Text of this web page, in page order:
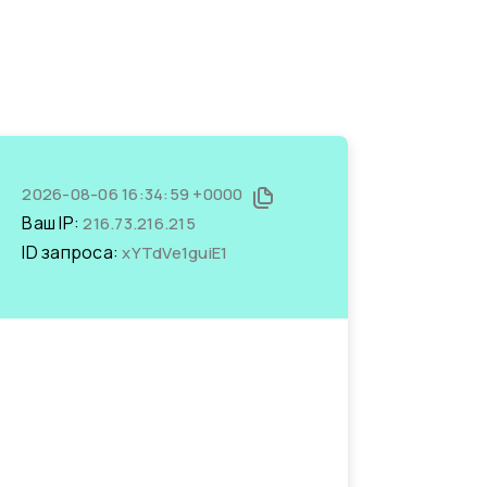
2026-08-06 16:34:59 +0000
Ваш IP:216.73.216.215
ID запроса:xYTdVe1guiE1